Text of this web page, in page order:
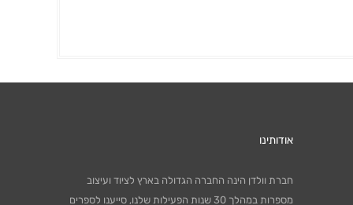
אודותינו
חברת וולדן הינה החברה הגדולה בארץ לציוד ועיצוב
מספרות במהלך 30 שנות הפעילות שלנו, סייענו לספרים